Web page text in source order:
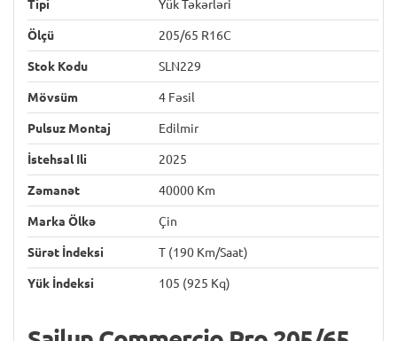
Tipi Yük Təkərləri
Ölçü 205/65 R16C
Stok Kodu SLN229
Mövsüm 4 Fəsil
Pulsuz Montaj Edilmir
İstehsal Ili 2025
Zəmanət 40000 Km
Marka Ölkə Çin
Sürət İndeksi T (190 Km/saat)
Yük İndeksi 105 (925 Kq)